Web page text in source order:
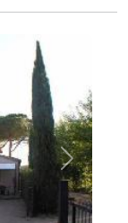
Weiter